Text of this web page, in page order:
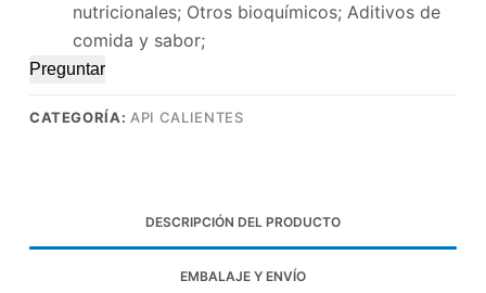
nutricionales; Otros bioquímicos; Aditivos de
comida y sabor;
Preguntar
CATEGORÍA: API CALIENTES
DESCRIPCIÓN DEL PRODUCTO
EMBALAJE Y ENVÍO